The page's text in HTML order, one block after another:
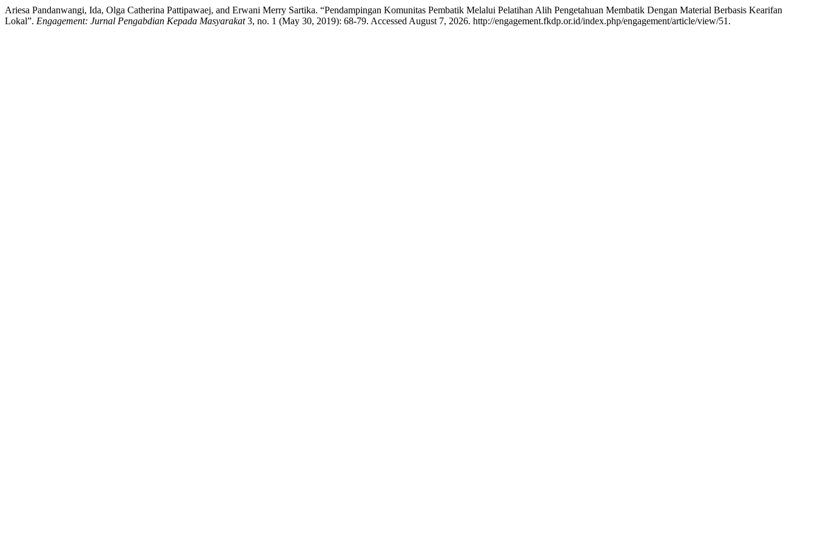
Ariesa Pandanwangi, Ida, Olga Catherina Pattipawaej, and Erwani Merry Sartika. “Pendampingan Komunitas Pembatik Melalui Pelatihan Alih Pengetahuan Membatik Dengan Material Berbasis Kearifan
Lokal”. Engagement: Jurnal Pengabdian Kepada Masyarakat3, no. 1 (May 30, 2019): 68-79. Accessed August 7, 2026. http://engagement.fkdp.or.id/index.php/engagement/article/view/51.